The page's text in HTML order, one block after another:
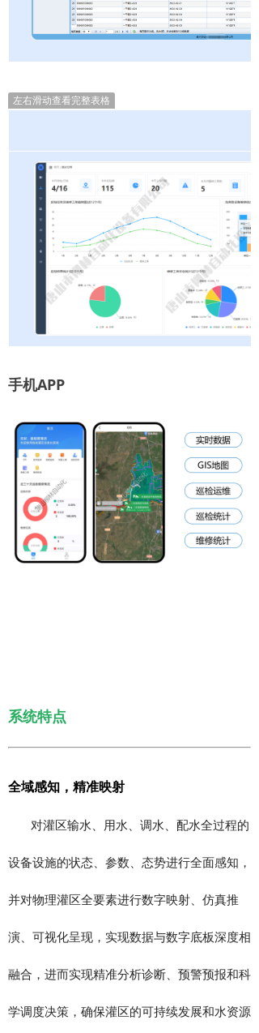
左右滑动查看完整表格
手机APP
系统特点
全域感知，精准映射
对灌区输水、用水、调水、配水全过程的
设备设施的状态、参数、态势进行全面感知，
并对物理灌区全要素进行数字映射、仿真推
演、可视化呈现，实现数据与数字底板深度相
融合，进而实现精准分析诊断、预警预报和科
学调度决策，确保灌区的可持续发展和水资源